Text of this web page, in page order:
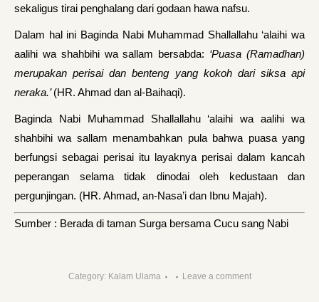
sekaligus tirai penghalang dari godaan hawa nafsu.
Dalam hal ini Baginda Nabi Muhammad Shallallahu ‘alaihi wa
aalihi wa shahbihi wa sallam bersabda: ‘Puasa (Ramadhan)
merupakan perisai dan benteng yang kokoh dari siksa api
neraka.’(HR. Ahmad dan al-Baihaqi).
Baginda Nabi Muhammad Shallallahu ‘alaihi wa aalihi wa
shahbihi wa sallam menambahkan pula bahwa puasa yang
berfungsi sebagai perisai itu layaknya perisai dalam kancah
peperangan selama tidak dinodai oleh kedustaan dan
pergunjingan. (HR. Ahmad, an-Nasa’i dan Ibnu Majah).
Sumber : Berada di taman Surga bersama Cucu sang Nabi
Category: Kalam Ulama Leave a comment